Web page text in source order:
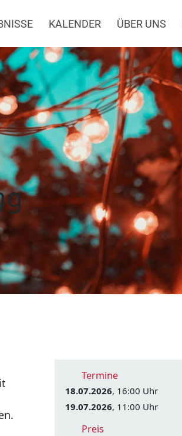
KALENDER ÜBER UNS
Termine
18.07.2026, 16:00 Uhr
19.07.2026, 11:00 Uhr
Preis